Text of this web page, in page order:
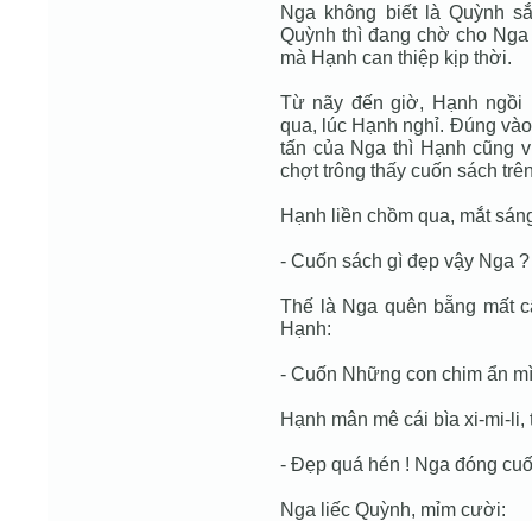
Nga không biết là Quỳnh
Quỳnh thì đang chờ cho
mà Hạnh can thiệp kịp thời.
Từ nãy đến giờ, Hạnh ngồi
qua, lúc Hạnh nghỉ. Đúng
tấn của Nga thì Hạnh cũng
chợt trông thấy cuốn sách
Hạnh liền chồm qua, mắt
- Cuốn sách gì đẹp vậy Nga ?
Thế là Nga quên bẵng mất
Hạnh:
- Cuốn Những con chim ẩn
Hạnh mân mê cái bìa xi-mi-li,
- Đẹp quá hén ! Nga đóng
Nga liếc Quỳnh, mỉm cười: